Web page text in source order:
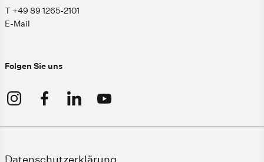
T +49 89 1265-2101
E-Mail
Folgen Sie uns